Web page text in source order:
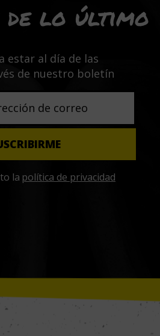
de lo último
estar al día de las
de nuestro boletín
la política de privacidad